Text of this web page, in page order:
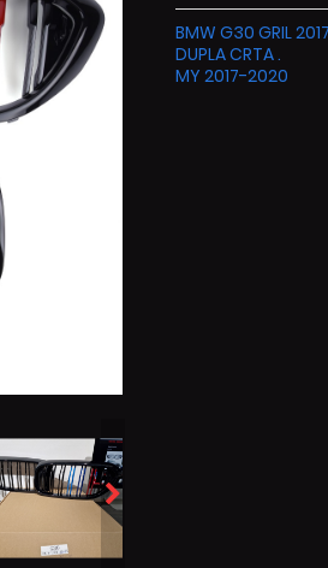
BMW G30 GRIL
DUPLA CRTA .
MY 2017-2020